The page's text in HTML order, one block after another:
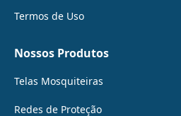
Termos de Uso
Nossos Produtos
Telas Mosquiteiras
Redes de Proteção